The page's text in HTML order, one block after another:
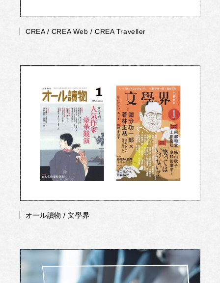
CREA / CREA Web / CREA Traveller
オール讀物 / 文學界